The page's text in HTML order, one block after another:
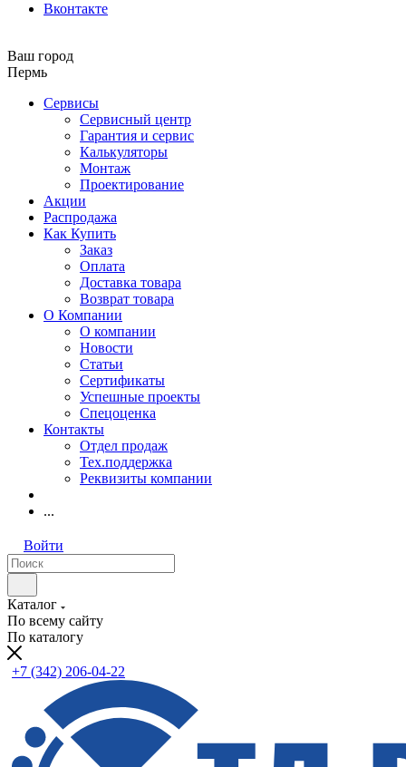
Вконтакте
Ваш город
Пермь
Сервисы
Сервисный центр
Гарантия и сервис
Калькуляторы
Монтаж
Проектирование
Акции
Распродажа
Как Купить
Заказ
Оплата
Доставка товара
Возврат товара
О Компании
О компании
Новости
Статьи
Сертификаты
Успешные проекты
Спецоценка
Контакты
Отдел продаж
Тех.поддержка
Реквизиты компании
...
Войти
Каталог
По всему сайту
По каталогу
+7 (342) 206-04-22